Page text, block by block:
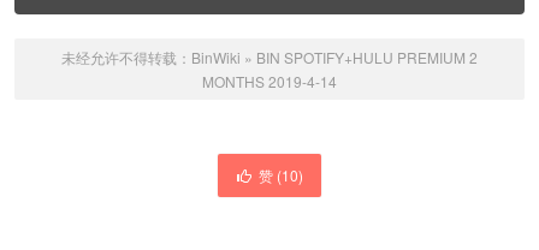
未经允许不得转载： BinWiki » BIN SPOTIFY+HULU PREMIUM 2
MONTHS 2019-4-14
赞 (10)